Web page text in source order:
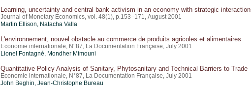
Learning, uncertainty and central bank activism in an economy with strategic
Journal of Monetary Economics, vol. 48(1), p.153–171, August 2001
Martin Ellison, Natacha Valla
L'environnement, nouvel obstacle au commerce de produits agricoles et alimentaires
Economie internationale, N°87, La Documentation Française, July 2001
Lionel Fontagné, Mondher Mimouni
Quantitative Policy Analysis of Sanitary, Phytosanitary and Technical Barriers to Trade
Economie internationale, N°87, La Documentation Française, July 2001
John Beghin, Jean-Christophe Bureau